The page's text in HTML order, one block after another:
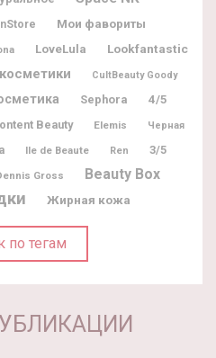
Мои фавориты
LoveLula
Lookfantastic
CultBeauty Goody
Sephora 4/5
Beauty Elemis Черная
Ile de Beaute Ren 3/5
Gross Beauty Box
Жирная кожа
по тегам